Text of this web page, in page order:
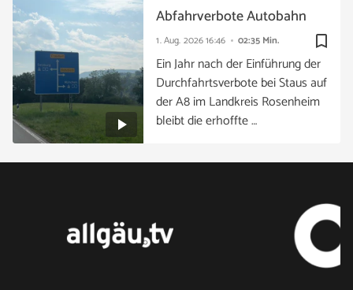
bookmark_border
1. Aug. 202616:46 02:35 Min.
Abfahrverbote Autobahn
Ein Jahr nach der Einführung der
Durchfahrtsverbote bei Staus auf
der A8 im Landkreis Rosenheim
bleibt die erhoffte …